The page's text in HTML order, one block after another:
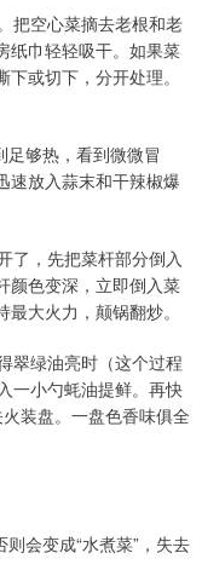
把空心菜摘去老根和老
纸巾轻轻吸干。如果菜
或切下，分开处理。
足够热，看到微微冒
速放入蒜末和干辣椒爆
了，先把菜杆部分倒入
颜色变深，立即倒入菜
大火力，颠锅翻炒。
翠绿油亮时（这个过程
一小勺蚝油提鲜。再快
装盘。一盘色香味俱全
会变成“水煮菜”，失去